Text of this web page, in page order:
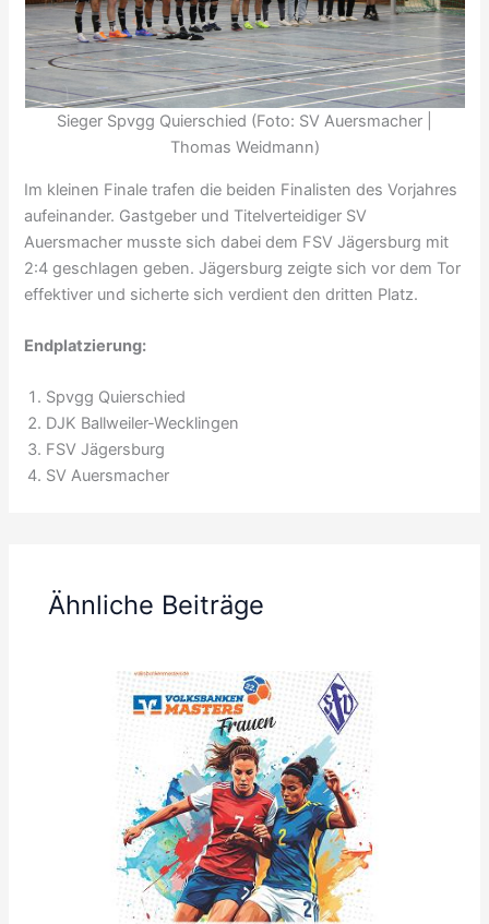
Sieger Spvgg Quierschied (Foto: SV Auersmacher |
Thomas Weidmann)
Im kleinen Finale trafen die beiden Finalisten des Vorjahres
aufeinander. Gastgeber und Titelverteidiger SV
Auersmacher musste sich dabei dem FSV Jägersburg mit
2:4 geschlagen geben. Jägersburg zeigte sich vor dem Tor
effektiver und sicherte sich verdient den dritten Platz.
Endplatzierung:
Spvgg Quierschied
DJK Ballweiler-Wecklingen
FSV Jägersburg
SV Auersmacher
Ähnliche Beiträge